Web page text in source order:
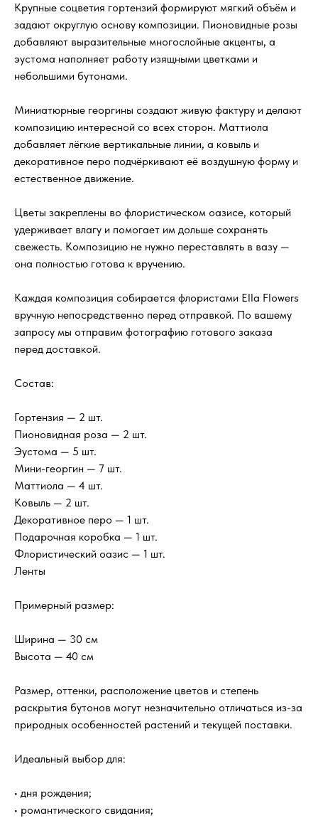
Крупные соцветия гортензий формируют мягкий объём и
задают округлую основу композиции. Пионовидные розы
добавляют выразительные многослойные акценты, а
эустома наполняет работу изящными цветками и
небольшими бутонами.
Миниатюрные георгины создают живую фактуру и делают
композицию интересной со всех сторон. Маттиола
добавляет лёгкие вертикальные линии, а ковыль и
декоративное перо подчёркивают её воздушную форму и
естественное движение.
Цветы закреплены во флористическом оазисе, который
удерживает влагу и помогает им дольше сохранять
свежесть. Композицию не нужно переставлять в вазу —
она полностью готова к вручению.
Каждая композиция собирается флористами Ella Flowers
вручную непосредственно перед отправкой. По вашему
запросу мы отправим фотографию готового заказа
перед доставкой.
Состав:
Гортензия — 2 шт.
Пионовидная роза — 2 шт.
Эустома — 5 шт.
Мини-георгин — 7 шт.
Маттиола — 4 шт.
Ковыль — 2 шт.
Декоративное перо — 1 шт.
Подарочная коробка — 1 шт.
Флористический оазис — 1 шт.
Ленты
Примерный размер:
Ширина — 30 см
Высота — 40 см
Размер, оттенки, расположение цветов и степень
раскрытия бутонов могут незначительно отличаться из-за
природных особенностей растений и текущей поставки.
Идеальный выбор для:
• дня рождения;
• романтического свидания;